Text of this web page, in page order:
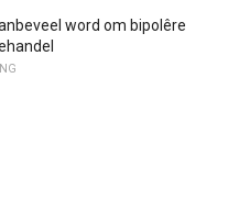
word om bipolêre